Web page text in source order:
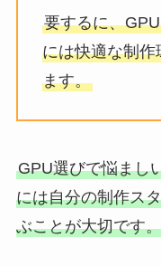
要するに、
には快適な制
ます。
GPU選びで悩まし
には自分の制作ス
ぶことが大切です。